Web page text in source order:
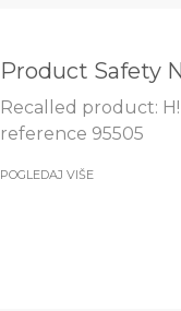
Product Safety
Recalled product:
reference 95505
POGLEDAJ VIŠE